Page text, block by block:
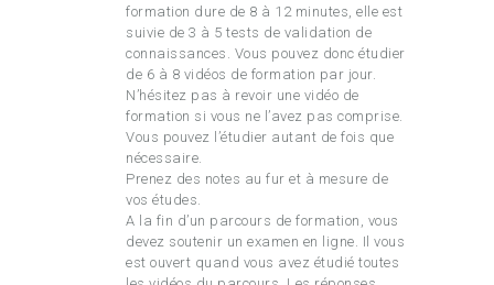
formation dure de 8 à 12 minutes, elle est
suivie de 3 à 5 tests de validation de
connaissances. Vous pouvez donc étudier
de 6 à 8 vidéos de formation par jour.
N’hésitez pas à revoir une vidéo de
formation si vous ne l’avez pas comprise.
Vous pouvez l’étudier autant de fois que
nécessaire.
Prenez des notes au fur et à mesure de
vos études.
A la fin d’un parcours de formation, vous
devez soutenir un examen en ligne. Il vous
est ouvert quand vous avez étudié toutes